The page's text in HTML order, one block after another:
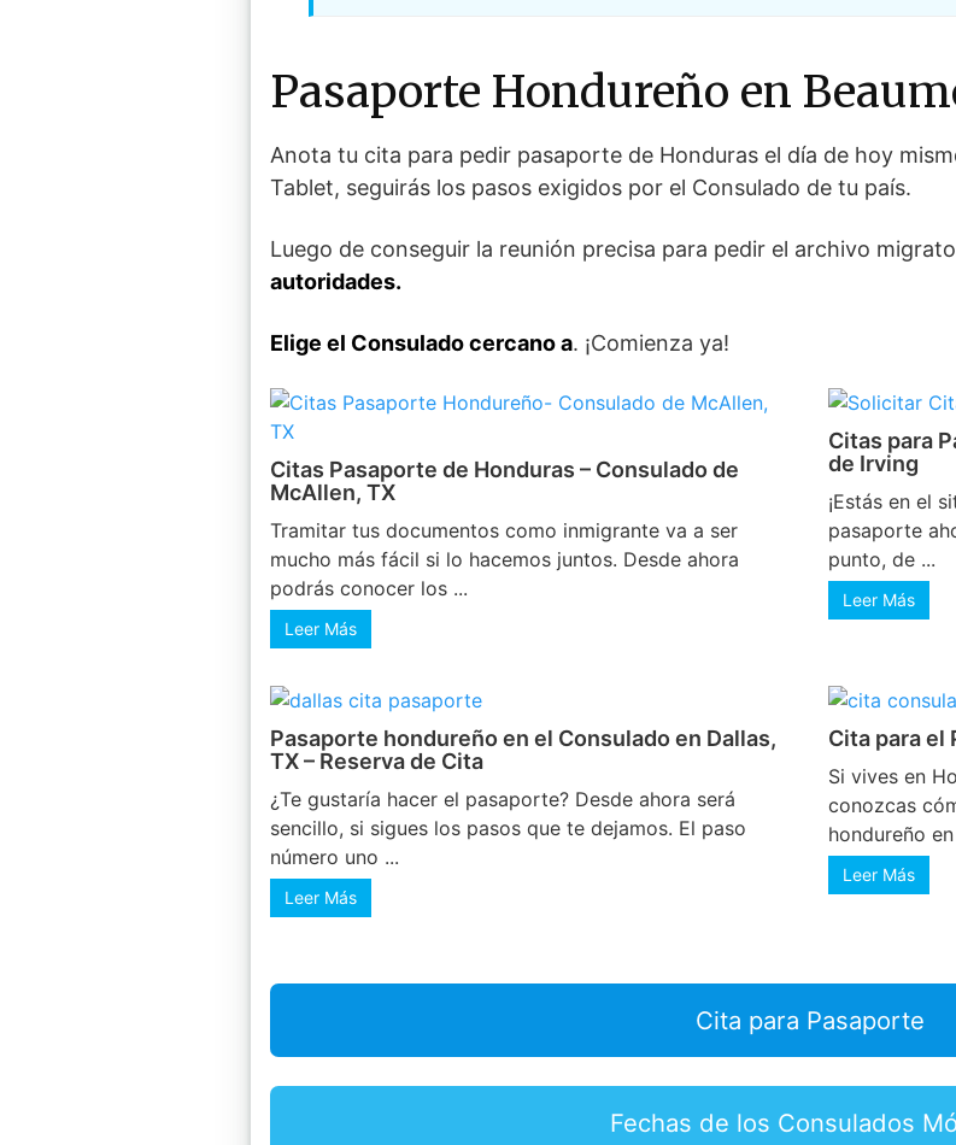
Pasaporte Hondureño en
Anota tu cita para pedir pasaporte de Honduras el día de hoy
Tablet, seguirás los pasos exigidos por el Consulado de tu país.
Luego de conseguir la reunión precisa para pedir el archivo
autoridades.
Elige el Consulado cercano a. ¡Comienza ya!
Citas Pasaporte de Honduras – Consulado de
McAllen, TX
Tramitar tus documentos como inmigrante va a ser
mucho más fácil si lo hacemos juntos. Desde ahora
podrás conocer los ...
Leer Más
Citas para
de Irving
¡Estás en el
pasaporte
punto, de ...
Leer Más
Pasaporte hondureño en el Consulado en Dallas,
TX – Reserva de Cita
¿Te gustaría hacer el pasaporte? Desde ahora será
sencillo, si sigues los pasos que te dejamos. El paso
número uno ...
Leer Más
Cita para el
Si vives en
conozcas
hondureño
Leer Más
Cita para Pasaporte
Fechas de los Consulados